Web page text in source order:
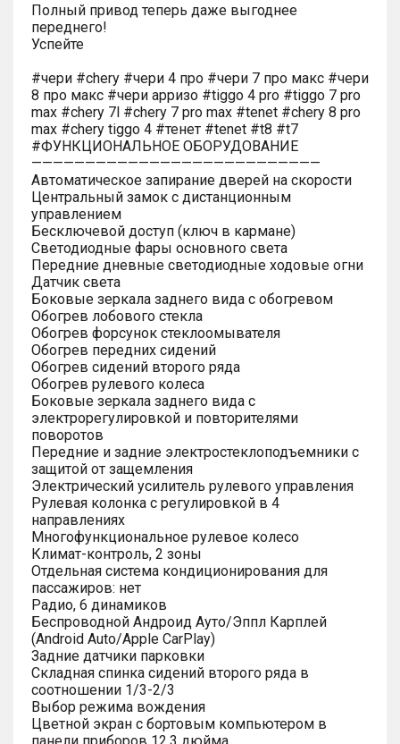
Полный привод теперь даже выгоднее
переднего!
Успейте
#чери #chery #чери 4 про #чери 7 про макс #чери
8 про макс #чери арризо #tiggo 4 pro #tiggo 7 pro
max #chery 7l #chery 7 pro max #tenet #chery 8 pro
max #chery tiggo 4 #тенет #tenet #t8 #t7
#ФУНКЦИОНАЛЬНОЕ ОБОРУДОВАНИЕ
———————————————————————————
Автоматическое запирание дверей на скорости
Центральный замок с дистанционным
управлением
Бесключевой доступ (ключ в кармане)
Светодиодные фары основного света
Передние дневные светодиодные ходовые огни
Датчик света
Боковые зеркала заднего вида с обогревом
Обогрев лобового стекла
Обогрев форсунок стеклоомывателя
Обогрев передних сидений
Обогрев сидений второго ряда
Обогрев рулевого колеса
Боковые зеркала заднего вида с
электрорегулировкой и повторителями
поворотов
Передние и задние электростеклоподъемники с
защитой от защемления
Электрический усилитель рулевого управления
Рулевая колонка с регулировкой в 4
направлениях
Многофункциональное рулевое колесо
Климат-контроль, 2 зоны
Отдельная система кондиционирования для
пассажиров: нет
Радио, 6 динамиков
Беспроводной Андроид Ауто/Эппл Карплей
(Android Auto/Apple CarPlay)
Задние датчики парковки
Складная спинка сидений второго ряда в
соотношении 1/3-2/3
Выбор режима вождения
Цветной экран с бортовым компьютером в
панели приборов 12.3 дюйма